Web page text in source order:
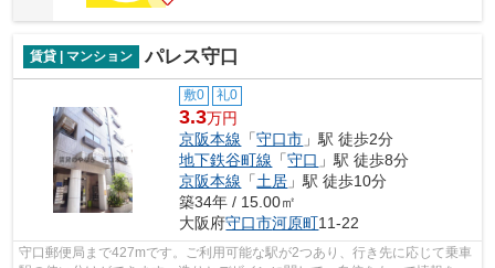
賃貸 | マンション パレス守口
敷0 礼0
3.3万円
京阪本線 「守口市 」駅 徒歩2分
地下鉄谷町線 「守口 」駅 徒歩8分
京阪本線 「土居 」駅 徒歩10分
築34年 / 15.00㎡
大阪府守口市河原町11-22
守口郵便局まで427mです。ご利用可能な駅が2つあり、行き先に応じて乗車